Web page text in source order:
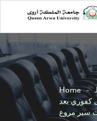
Home
كفوري بعد
سير مروع